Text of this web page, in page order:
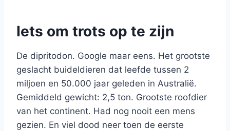
Iets om trots op te zijn
De dipritodon. Google maar eens. Het grootste
geslacht buideldieren dat leefde tussen 2
miljoen en 50.000 jaar geleden in Australië.
Gemiddeld gewicht: 2,5 ton. Grootste roofdier
van het continent. Had nog nooit een mens
gezien. En viel dood neer toen de eerste